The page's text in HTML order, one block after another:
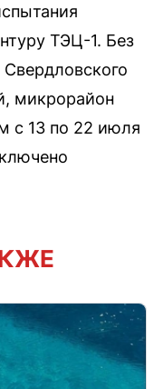
ТЭЦ-1. Без
Свердловского
микрорайон
с 13 по 22 июля